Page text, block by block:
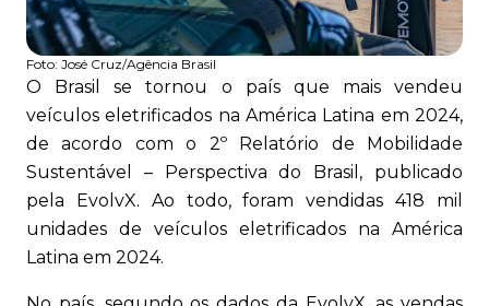
Foto: José Cruz/Agência Brasil
O Brasil se tornou o país que mais vendeu
veículos eletrificados na América Latina em 2024,
de acordo com o 2º Relatório de Mobilidade
Sustentável – Perspectiva do Brasil, publicado
pela EvolvX. Ao todo, foram vendidas 418 mil
unidades de veículos eletrificados na América
Latina em 2024.